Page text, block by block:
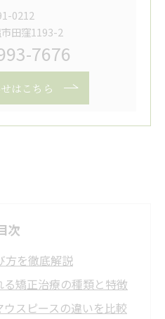
0212
田窪1193-2
7676
はこちら
次
方を徹底解説
矯正治療の種類と特徴
スピースの違いを比較